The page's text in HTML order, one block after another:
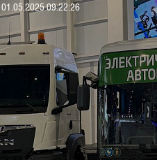
01.05.2025 09:22:26